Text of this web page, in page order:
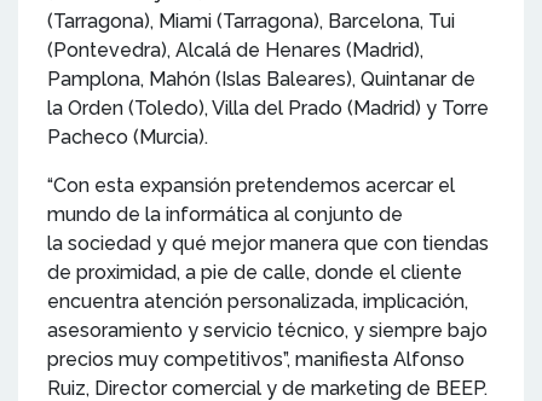
(Tarragona), Miami (Tarragona), Barcelona, Tui
(Pontevedra), Alcalá de Henares (Madrid),
Pamplona, Mahón (Islas Baleares), Quintanar de
la Orden (Toledo), Villa del Prado (Madrid) y Torre
Pacheco (Murcia).
“Con esta expansión pretendemos acercar el
mundo de la informática al conjunto de
la sociedad y qué mejor manera que con tiendas
de proximidad, a pie de calle, donde el cliente
encuentra atención personalizada, implicación,
asesoramiento y servicio técnico, y siempre bajo
precios muy competitivos”, manifiesta Alfonso
Ruiz, Director comercial y de marketing de BEEP.